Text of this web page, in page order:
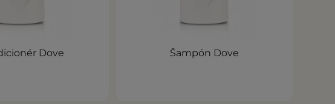
Dove Šampón Dove